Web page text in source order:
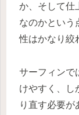
か、そして仕
なのかという
性はかなり絞
サーフィンで
けやすく、し
り直す必要が